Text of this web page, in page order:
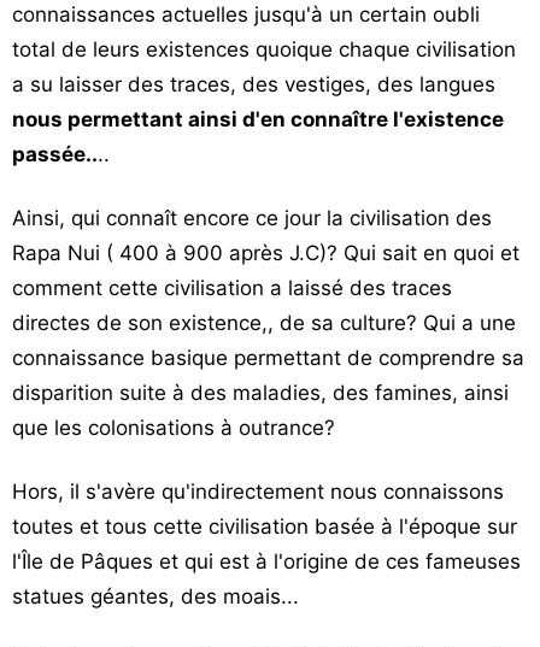
connaissances actuelles jusqu'à un certain oubli
total de leurs existences quoique chaque civilisation
a su laisser des traces, des vestiges, des langues
nous permettant ainsi d'en connaître l'existence
passée....
Ainsi, qui connaît encore ce jour la civilisation des
Rapa Nui ( 400 à 900 après J.C)? Qui sait en quoi et
comment cette civilisation a laissé des traces
directes de son existence,, de sa culture? Qui a une
connaissance basique permettant de comprendre sa
disparition suite à des maladies, des famines, ainsi
que les colonisations à outrance?
Hors, il s'avère qu'indirectement nous connaissons
toutes et tous cette civilisation basée à l'époque sur
l'Île de Pâques et qui est à l'origine de ces fameuses
statues géantes, des moais...